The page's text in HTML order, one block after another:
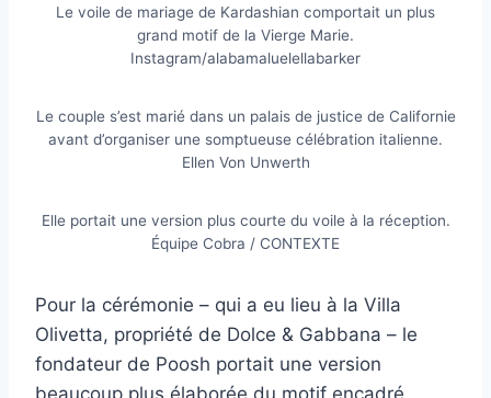
Le voile de mariage de Kardashian comportait un plus
grand motif de la Vierge Marie.
Instagram/alabamaluelellabarker
Le couple s’est marié dans un palais de justice de Californie
avant d’organiser une somptueuse célébration italienne.
Ellen Von Unwerth
Elle portait une version plus courte du voile à la réception.
Équipe Cobra / CONTEXTE
Pour la cérémonie – qui a eu lieu à la Villa
Olivetta, propriété de Dolce & Gabbana – le
fondateur de Poosh portait une version